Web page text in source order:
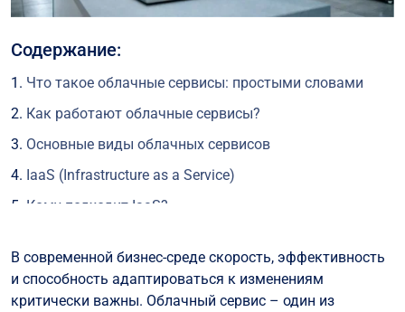
Содержание:
Что такое облачные сервисы: простыми словами
Как работают облачные сервисы?
Основные виды облачных сервисов
IaaS (Infrastructure as a Service)
Кому подходит IaaS?
Кому подходит PaaS?
SaaS (Программное обеспечение как услуга)
В современной бизнес-среде скорость, эффективность
и способность адаптироваться к изменениям
критически важны. Облачный сервис – один из